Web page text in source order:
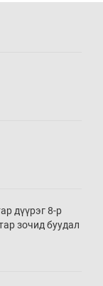
дүүрэг 8-р
зочид буудал